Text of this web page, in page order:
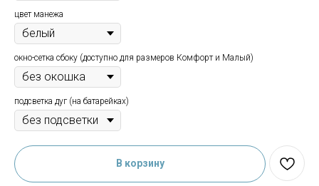
цвет манежа
окно-сетка сбоку (доступно для размеров Комфорт и Малый)
подсветка дуг (на батарейках)
В корзину